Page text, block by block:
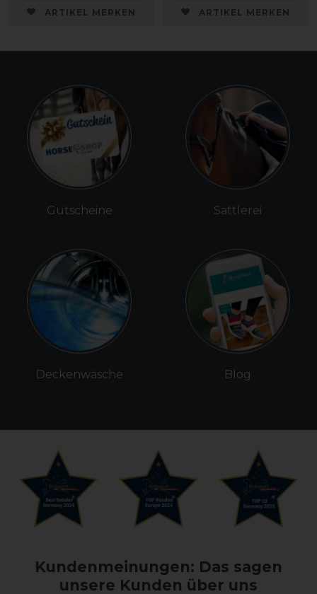
ARTIKEL MERKEN ARTIKEL MERKEN
Gutscheine
Deckenwäsche
Sattlerei
Blog
Kundenmeinungen: Das sagen
unsere Kunden über uns